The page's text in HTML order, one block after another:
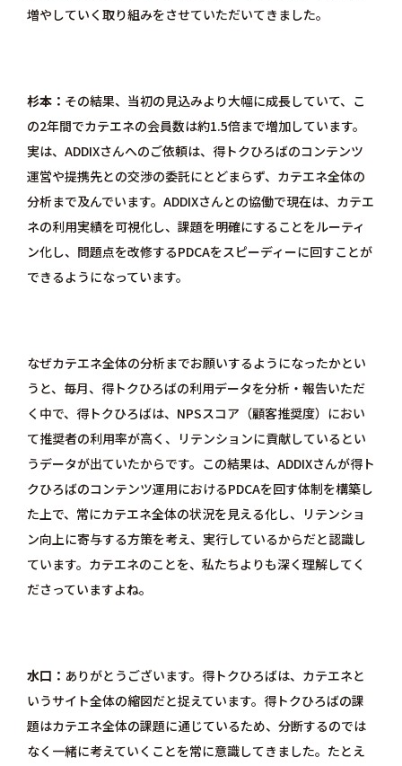
増やしていく取り組みをさせていただいてきました。
杉本
その結果、当初の見込みより大幅に成長していて、こ
の2年間でカテエネの会員数は約1.5倍まで増加しています。
実は、ADDIXさんへのご依頼は、得トクひろばのコンテンツ
運営や提携先との交渉の委託にとどまらず、カテエネ全体の
分析まで及んでいます。ADDIXさんとの協働で現在は、カテエ
ネの利用実績を可視化し、課題を明確にすることをルーティ
ン化し、問題点を改修するPDCAをスピーディーに回すことが
できるようになっています。
なぜカテエネ全体の分析までお願いするようになったかとい
うと、毎月、得トクひろばの利用データを分析・報告いただ
く中で、得トクひろばは、NPSスコア（顧客推奨度）におい
て推奨者の利用率が高く、リテンションに貢献しているとい
うデータが出ていたからです。この結果は、ADDIXさんが得ト
クひろばのコンテンツ運用におけるPDCAを回す体制を構築し
た上で、常にカテエネ全体の状況を見える化し、リテンショ
ン向上に寄与する方策を考え、実行しているからだと認識し
ています。カテエネのことを、私たちよりも深く理解してく
ださっていますよね。
水口
ありがとうございます。得トクひろばは、カテエネと
いうサイト全体の縮図だと捉えています。得トクひろばの課
題はカテエネ全体の課題に通じているため、分断するのでは
なく一緒に考えていくことを常に意識してきました。たとえ